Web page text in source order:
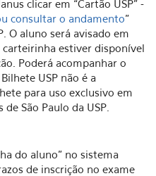
clicar em “Cartão USP” -
consultar o andamento"
O aluno será avisado em
carteirinha estiver disponível
Poderá acompanhar o
USP não é a
para uso exclusivo em
São Paulo da USP.
do aluno” no sistema
de inscrição no exame